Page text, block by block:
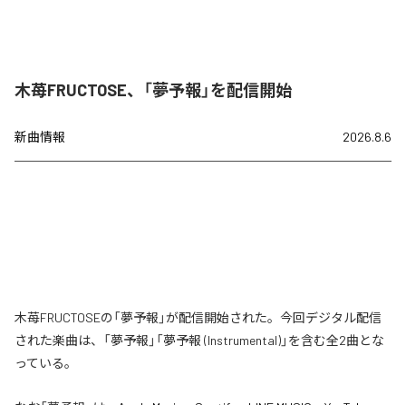
木苺FRUCTOSE、「夢予報」を配信開始
新曲情報 2026.8.6
木苺FRUCTOSEの「夢予報」が配信開始された。今回デジタル配信
された楽曲は、「夢予報」「夢予報 (Instrumental)」を含む全2曲とな
っている。